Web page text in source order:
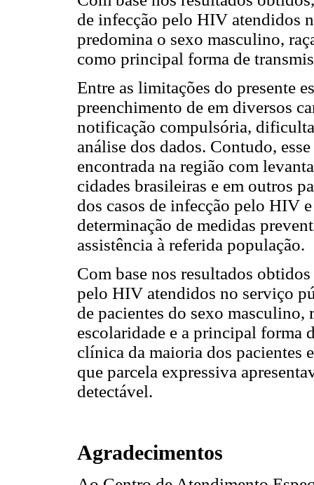
de infecção pelo HIV atendidos
predomina o sexo masculino,
como principal forma de
Entre as limitações do presente
preenchimento de em diversos
notificação compulsória,
análise dos dados. Contudo,
encontrada na região com
cidades brasileiras e em outros
dos casos de infecção pelo HIV
determinação de medidas
assistência à referida população.
Com base nos resultados
pelo HIV atendidos no serviço
de pacientes do sexo
escolaridade e a principal forma
clínica da maioria dos pacientes
que parcela expressiva
detectável.
Agradecimentos